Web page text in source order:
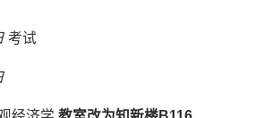
考试